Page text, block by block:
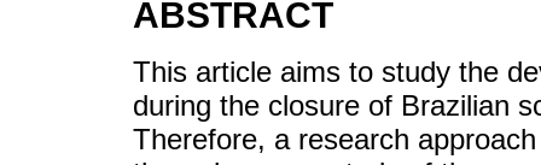
ABSTRACT
This article aims to study the
during the closure of Brazilian
Therefore, a research